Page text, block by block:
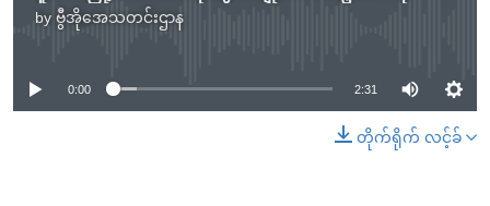
by ဗွီအိုအေသတင်းဌာန
No media source currently available
0:00 2:31
တိုက်ရိုက် လင့်ခ်